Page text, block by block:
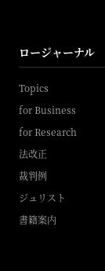
ロージャーナル
Topics
for Business
for Research
法改正
裁判例
ジュリスト
書籍案内